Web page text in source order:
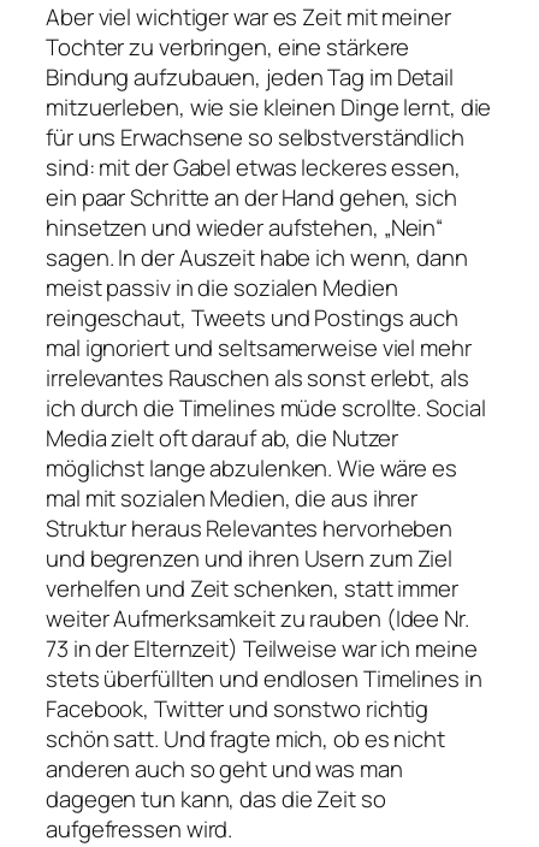
Aber viel wichtiger war es Zeit mit meiner
Tochter zu verbringen, eine stärkere
Bindung aufzubauen, jeden Tag im Detail
mitzuerleben, wie sie kleinen Dinge lernt, die
für uns Erwachsene so selbstverständlich
sind: mit der Gabel etwas leckeres essen,
ein paar Schritte an der Hand gehen, sich
hinsetzen und wieder aufstehen, „Nein“
sagen. In der Auszeit habe ich wenn, dann
meist passiv in die sozialen Medien
reingeschaut, Tweets und Postings auch
mal ignoriert und seltsamerweise viel mehr
irrelevantes Rauschen als sonst erlebt, als
ich durch die Timelines müde scrollte. Social
Media zielt oft darauf ab, die Nutzer
möglichst lange abzulenken. Wie wäre es
mal mit sozialen Medien, die aus ihrer
Struktur heraus Relevantes hervorheben
und begrenzen und ihren Usern zum Ziel
verhelfen und Zeit schenken, statt immer
weiter Aufmerksamkeit zu rauben (Idee Nr.
73 in der Elternzeit) Teilweise war ich meine
stets überfüllten und endlosen Timelines in
Facebook, Twitter und sonstwo richtig
schön satt. Und fragte mich, ob es nicht
anderen auch so geht und was man
dagegen tun kann, das die Zeit so
aufgefressen wird.